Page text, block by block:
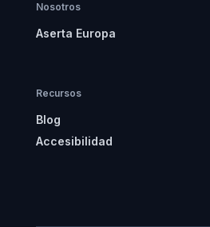
Nosotros
Aserta Europa
Recursos
Blog
Accesibilidad